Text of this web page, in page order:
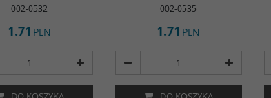
002-0532
1.71 PLN
002-0535
1.71 PLN